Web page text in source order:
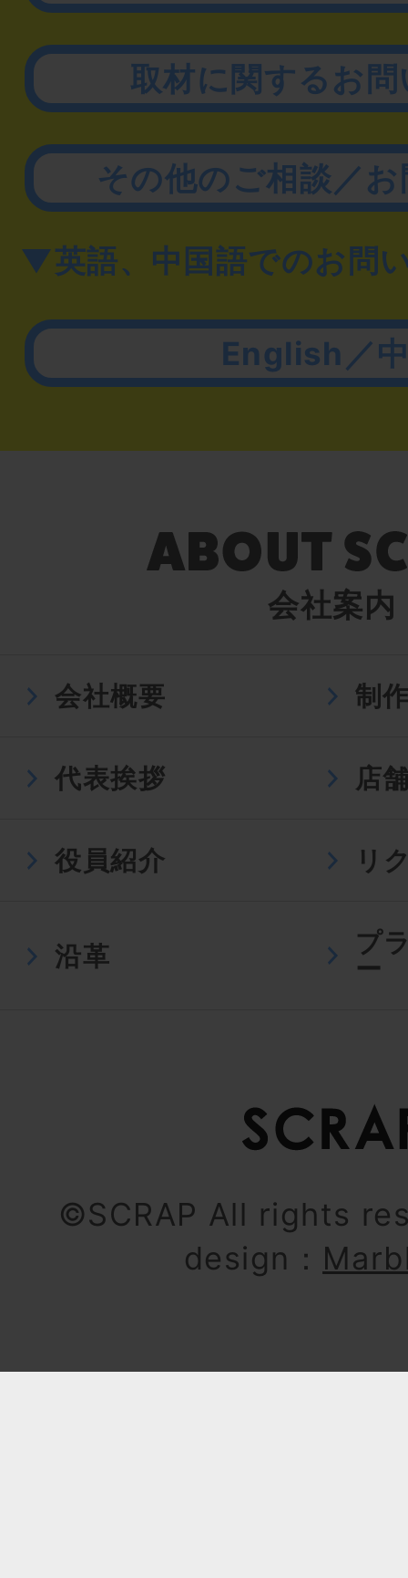
取材に関するお
その他のご相談／
▼英語、中国語でのお問
English／
会社案内
会社概要 制
代表挨拶 店
役員紹介 リ
沿革
プ
ー
©SCRAP All rights
design：